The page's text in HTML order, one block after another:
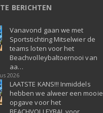
BERICHTEN
Vanavond gaan we met
Sportstichting Mitselwier de
teams loten voor het
Beachvolleybaltoernooi van
aa…
2026
LAATSTE KANS!!! Inmiddels
hebben we alweer een mooie
opgave voor het